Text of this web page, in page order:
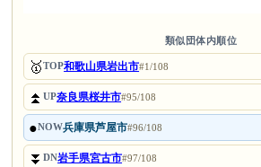
類似団体内順位
🥇TOP和歌山県岩出市#1/108
⏫UP奈良県桜井市#95/108
●NOW兵庫県芦屋市#96/108
⏬DN岩手県宮古市#97/108